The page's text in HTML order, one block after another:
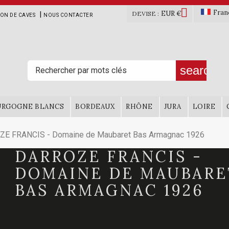
DE CAVES | NOUS CONTACTER DEVISE : EUR €
search
BLANCS BORDEAUX RHÔNE JURA LOIRE
FRANCIS - Domaine de Maubaret Bas Armagnac 1926
DARROZE FRANCIS -
DOMAINE DE
BAS ARMAGNAC 1926